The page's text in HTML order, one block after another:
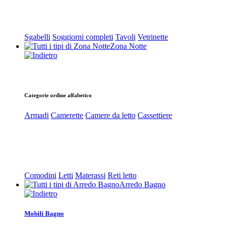
Sgabelli Soggiorni completi Tavoli Vetrinette
Zona Notte
Categorie ordine alfabetico
Armadi Camerette Camere da letto Cassettiere
Comodini Letti Materassi Reti letto
Arredo Bagno
Mobili Bagno